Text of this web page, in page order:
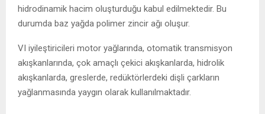
hidrodinamik hacim oluşturduğu kabul edilmektedir. Bu
durumda baz yağda polimer zincir ağı oluşur.
VI iyileştiricileri motor yağlarında, otomatik transmisyon
akışkanlarında, çok amaçlı çekici akışkanlarda, hidrolik
akışkanlarda, greslerde, redüktörlerdeki dişli çarkların
yağlanmasında yaygın olarak kullanılmaktadır.